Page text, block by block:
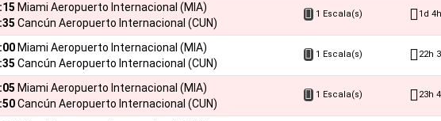
Miami Aeropuerto Internacional (MIA)
Cancún Aeropuerto Internacional (CUN)
1 Escala(s) 1d
Miami Aeropuerto Internacional (MIA)
Cancún Aeropuerto Internacional (CUN)
1 Escala(s) 22h
Miami Aeropuerto Internacional (MIA)
Cancún Aeropuerto Internacional (CUN)
1 Escala(s) 23h